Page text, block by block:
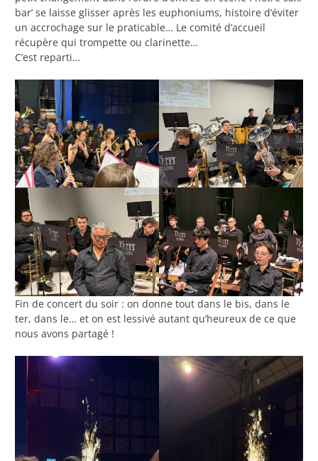
bar’ se laisse glisser après les euphoniums, histoire d’éviter
un accrochage sur le praticable… Le comité d’accueil
récupère qui trompette ou clarinette…
C’est reparti…
Fin de concert du soir : on donne tout dans le bis, dans le
ter, dans le… et on est lessivé autant qu’heureux de ce que
nous avons partagé !